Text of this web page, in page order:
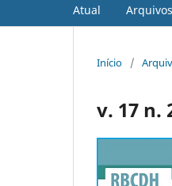
Atual Arquivos
Início /
v. 17 n.